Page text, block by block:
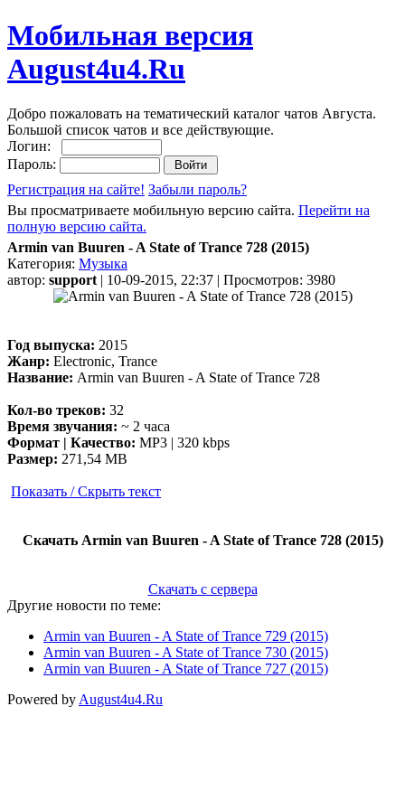
Мобильная версия
August4u4.Ru
Добро пожаловать на тематический каталог чатов Августа.
Большой список чатов и все действующие.
Логин:
Пароль:
Регистрация на сайте! Забыли пароль?
Вы просматриваете мобильную версию сайта. Перейти на
полную версию сайта.
Armin van Buuren - A State of Trance 728 (2015)
Категория: Музыка
автор: support | 10-09-2015, 22:37 | Просмотров: 3980
Год выпуска: 2015
Жанр: Electronic, Trance
Название: Armin van Buuren - A State of Trance 728
Кол-во треков: 32
Время звучания: ~ 2 часа
Формат | Качество: MP3 | 320 kbps
Размер: 271,54 MB
Показать / Скрыть текст
Скачать Armin van Buuren - A State of Trance 728 (2015)
Скачать с сервера
Другие новости по теме:
Armin van Buuren - A State of Trance 729 (2015)
Armin van Buuren - A State of Trance 730 (2015)
Armin van Buuren - A State of Trance 727 (2015)
Powered by August4u4.Ru